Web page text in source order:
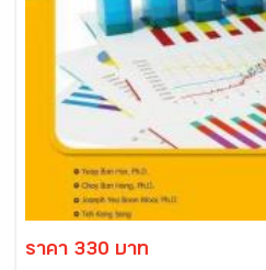
ราคา 330 บาท